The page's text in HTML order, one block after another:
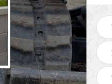
Installation de clôture
37